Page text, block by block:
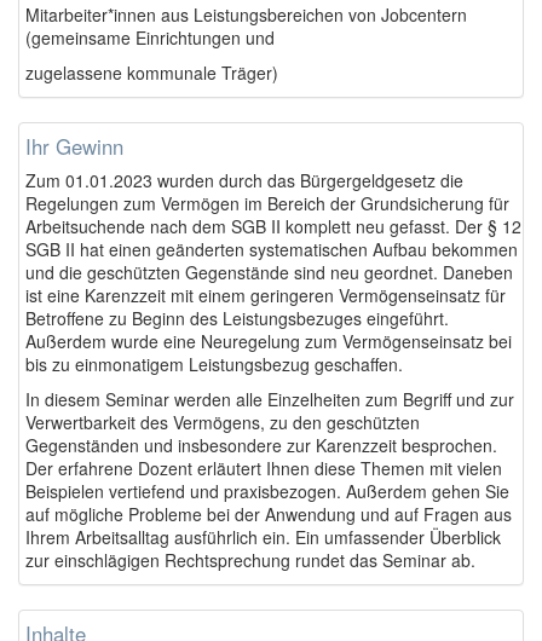
Mitarbeiter*innen aus Leistungsbereichen von Jobcentern
(gemeinsame Einrichtungen und
zugelassene kommunale Träger)
Ihr Gewinn
Zum 01.01.2023 wurden durch das Bürgergeldgesetz die
Regelungen zum Vermögen im Bereich der Grundsicherung für
Arbeitsuchende nach dem SGB II komplett neu gefasst. Der § 12
SGB II hat einen geänderten systematischen Aufbau bekommen
und die geschützten Gegenstände sind neu geordnet. Daneben
ist eine Karenzzeit mit einem geringeren Vermögenseinsatz für
Betroffene zu Beginn des Leistungsbezuges eingeführt.
Außerdem wurde eine Neuregelung zum Vermögenseinsatz bei
bis zu einmonatigem Leistungsbezug geschaffen.
In diesem Seminar werden alle Einzelheiten zum Begriff und zur
Verwertbarkeit des Vermögens, zu den geschützten
Gegenständen und insbesondere zur Karenzzeit besprochen.
Der erfahrene Dozent erläutert Ihnen diese Themen mit vielen
Beispielen vertiefend und praxisbezogen. Außerdem gehen Sie
auf mögliche Probleme bei der Anwendung und auf Fragen aus
Ihrem Arbeitsalltag ausführlich ein. Ein umfassender Überblick
zur einschlägigen Rechtsprechung rundet das Seminar ab.
Inhalte